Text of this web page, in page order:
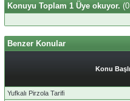
Konuyu Toplam 1 Üye okuyor.
Benzer Konular
Konu
Yufkalı Pirzola Tarifi